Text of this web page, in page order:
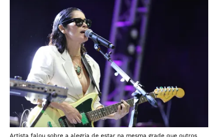
Artista falou sobre a alegria de estar na mesma grade que outros